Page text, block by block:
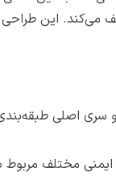
می‌کند. این
سری اصلی
مختلف مربوط